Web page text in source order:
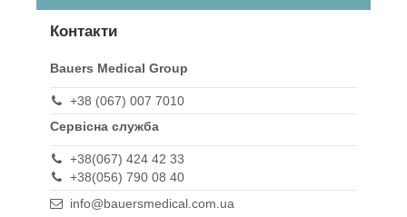
Контакти
Bauers Medical Group
+38 (067) 007 7010
Сервісна служба
+38(067) 424 42 33
+38(056) 790 08 40
info@bauersmedical.com.ua